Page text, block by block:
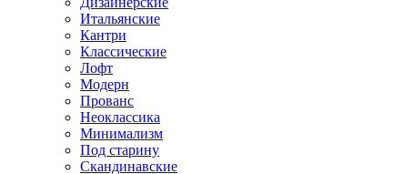
Итальянские
Кантри
Классические
Лофт
Модерн
Прованс
Неоклассика
Минимализм
Под старину
Скандинавские